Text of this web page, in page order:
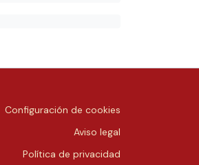
Configuración de cookies
Aviso legal
Política de privacidad